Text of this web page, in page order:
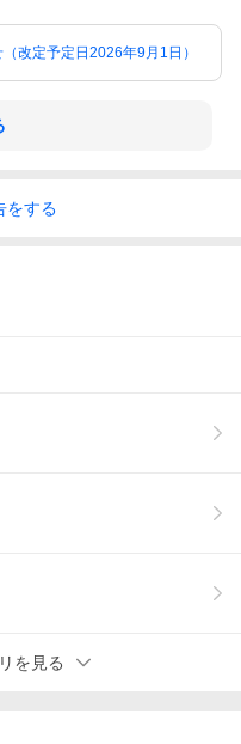
改定予定日2026年9月1日）
をする
を見る